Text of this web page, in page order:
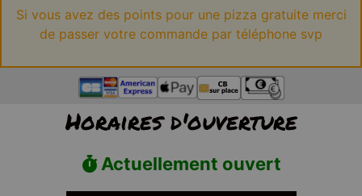
Si vous avez des points pour une pizza gratuite merci
de passer votre commande par téléphone svp
Horaires d'ouverture
Actuellement ouvert